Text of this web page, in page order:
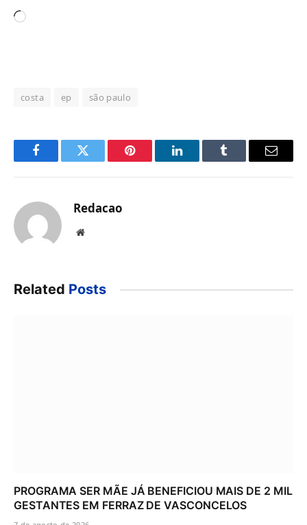
Carregando...
costa ep são paulo
FacebookTwitter Pinterest LinkedInTumblr Email
Redacao
Website
Related Posts
PROGRAMA SER MÃE JÁ BENEFICIOU MAIS DE 2 MIL
GESTANTES EM FERRAZ DE VASCONCELOS